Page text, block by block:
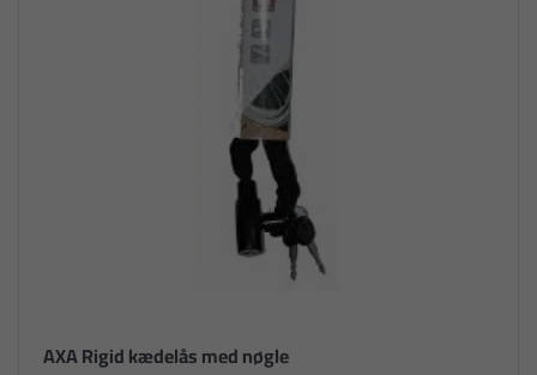
AXA Rigid kædelås med nøgle